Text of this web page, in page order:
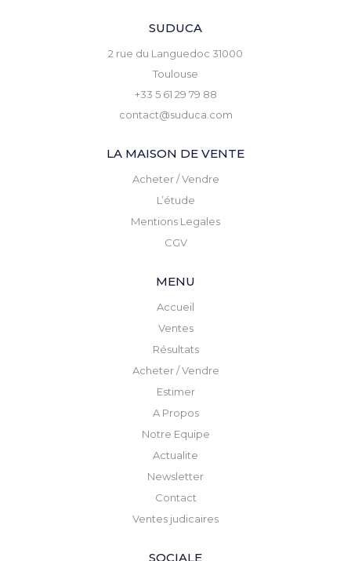
SUDUCA
2 rue du Languedoc 31000
Toulouse
+33 5 61 29 79 88
contact@suduca.com
LA MAISON DE VENTE
Acheter / Vendre
L’étude
Mentions Legales
CGV
MENU
Accueil
Ventes
Résultats
Acheter / Vendre
Estimer
A Propos
Notre Equipe
Actualite
Newsletter
Contact
Ventes judicaires
SOCIALE